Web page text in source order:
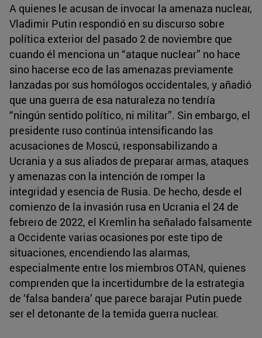
A quienes le acusan de invocar la amenaza nuclear,
Vladimir Putin respondió en su discurso sobre
política exterior del pasado 2 de noviembre que
cuando él menciona un “ataque nuclear” no hace
sino hacerse eco de las amenazas previamente
lanzadas por sus homólogos occidentales, y añadió
que una guerra de esa naturaleza no tendría
“ningún sentido político, ni militar”. Sin embargo, el
presidente ruso continúa intensificando las
acusaciones de Moscú, responsabilizando a
Ucrania y a sus aliados de preparar armas, ataques
y amenazas con la intención de romper la
integridad y esencia de Rusia. De hecho, desde el
comienzo de la invasión rusa en Ucrania el 24 de
febrero de 2022, el Kremlin ha señalado falsamente
a Occidente varias ocasiones por este tipo de
situaciones, encendiendo las alarmas,
especialmente entre los miembros OTAN, quienes
comprenden que la incertidumbre de la estrategia
de ‘falsa bandera’ que parece barajar Putin puede
ser el detonante de la temida guerra nuclear.